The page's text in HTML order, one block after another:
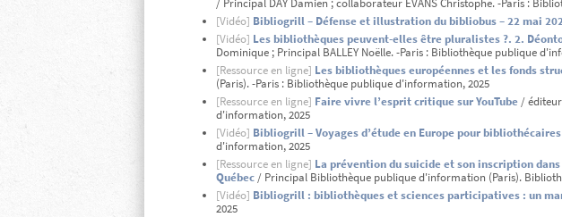
[Vidéo] Bibliogrill – Défense et illustration du bibliobus – 22 mai
[Vidéo] Les bibliothèques peuvent-elles être pluralistes ?. 2.
Dominique ; Principal BALLEY Noëlle. -Paris : Bibliothèque publique
[Ressource en ligne] Les bibliothèques européennes et les fonds
(Paris). -Paris : Bibliothèque publique d'information, 2025
[Ressource en ligne] Faire vivre l’esprit critique sur YouTube/ éditeur
d'information, 2025
[Vidéo] Bibliogrill – Voyages d’étude en Europe pour
d'information, 2025
[Ressource en ligne] La prévention du suicide et son inscription
Québec/ Principal Bibliothèque publique d'information (Paris).
[Vidéo] Bibliogrill : bibliothèques et sciences participatives : un
2025